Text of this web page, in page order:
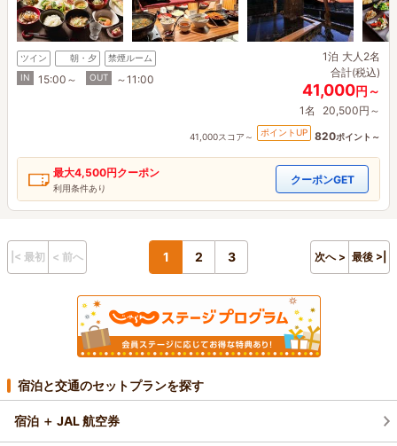
ツイン 朝・夕
禁煙ルーム
IN
15:00～ OUT ～11:00
1泊 大人2名
合計(税込)
41,000円～
1名 20,500円～
41,000スコア～ ポイントUP 820ポイント～
最大4,500円クーポン
利用条件あり
クーポンGET
|< 最初 < 前へ 1 2 3 次へ > 最後 >|
宿泊と交通のセットプランを探す
宿泊 ＋ JAL 航空券